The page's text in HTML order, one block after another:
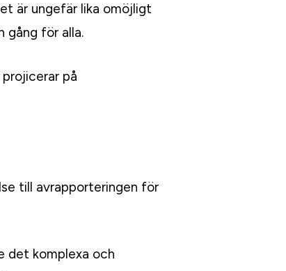
är ungefär lika omöjligt
gång för alla.
på
till avrapporteringen för
det komplexa och